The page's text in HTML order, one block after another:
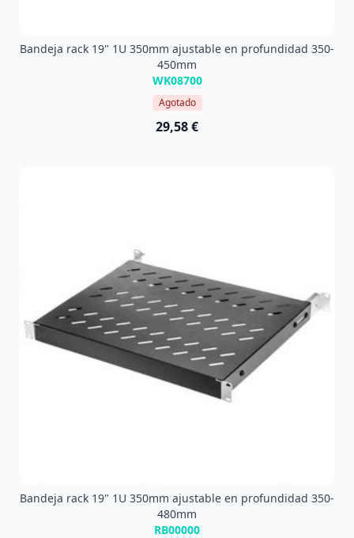
Bandeja rack 19" 1U 350mm ajustable en profundidad 350-
450mm
WK08700
Agotado
29,58 €
Bandeja rack 19" 1U 350mm ajustable en profundidad 350-
480mm
RB00000